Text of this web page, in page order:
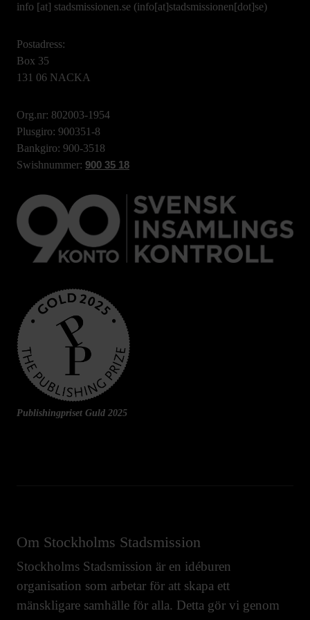
info [at] stadsmissionen.se (info[at]stadsmissionen[dot]se)
Postadress:
Box 35
131 06 NACKA
Org.nr: 802003-1954
Plusgiro: 900351-8
Bankgiro: 900-3518
Swishnummer: 900 35 18
Publishingpriset Guld 2025
Om Stockholms Stadsmission
Stockholms Stadsmission är en idéburen
organisation som arbetar för att skapa ett
mänskligare samhälle för alla. Detta gör vi genom